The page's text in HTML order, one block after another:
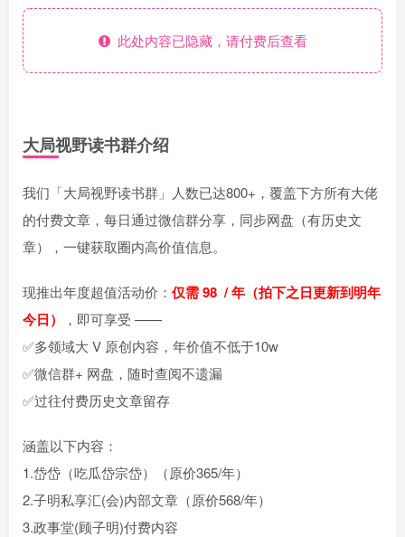
此处内容已隐藏，请付费后查看
大局视野读书群介绍
我们「大局视野读书群」人数已达800+，覆盖下方所有大佬
的付费文章，每日通过微信群分享，同步网盘（有历史文
章），一键获取圈内高价值信息。
现推出年度超值活动价： 仅需 98 / 年（拍下之日更新到明年
今日）
，即可享受 ——
✅多领域大 V 原创内容，年价值不低于10w
✅微信群+ 网盘，随时查阅不遗漏
✅过往付费历史文章留存
涵盖以下内容：
1.岱岱（吃瓜岱宗岱）（原价365/年）
2.子明私享汇(会)内部文章（原价568/年）
3.政事堂(顾子明)付费内容